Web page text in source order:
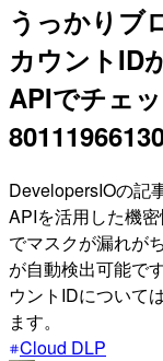
うっかりブ
カウントID
APIでチェ
DevelopersIOの記
APIを活用した機
でマスクが漏れが
が自動検出可能で
ウントIDについて
ます。
Cloud DLP